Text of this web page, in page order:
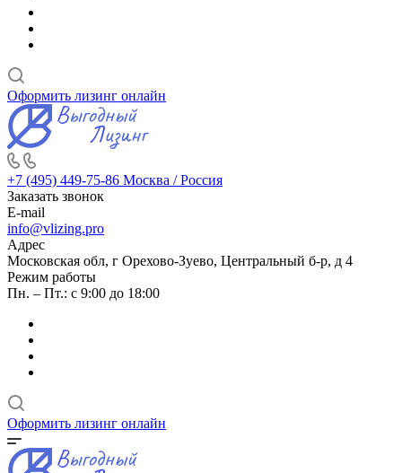
Оформить лизинг онлайн
+7 (495) 449-75-86 Москва / Россия
Заказать звонок
E-mail
info@vlizing.pro
Адрес
Московская обл, г Орехово-Зуево, Центральный б-р, д 4
Режим работы
Пн. – Пт.: с 9:00 до 18:00
Оформить лизинг онлайн